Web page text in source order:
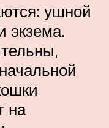
ушной
экзема.
на